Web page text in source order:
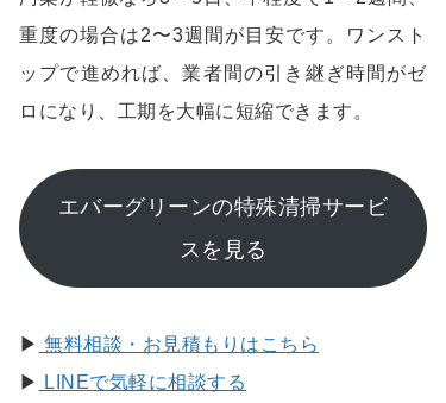
重度の場合は2〜3週間が目安です。ワンスト
ップで進めれば、業者間の引き継ぎ時間がゼ
ロになり、工期を大幅に短縮できます。
エバーグリーンの特殊清掃サービ
スを見る
▶︎ 無料相談・お見積もりはこちら
▶︎
LINEで気軽に相談する